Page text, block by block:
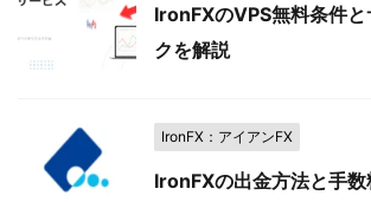
IronFXのVPS無料条件と
クを解説
IronFX：アイアンFX
IronFXの出金方法と手数